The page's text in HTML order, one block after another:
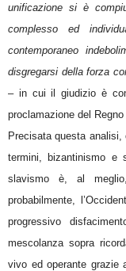
unificazione si è
complesso ed
contemporaneo
disgregarsi della forza
– in cui il giudizio è
proclamazione del
Precisata questa
termini, bizantinismo e
slavismo è, al
probabilmente,
progressivo
mescolanza sopra
vivo ed operante grazie